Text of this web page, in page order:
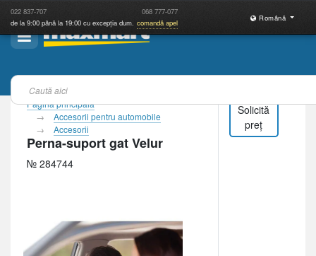
022 837-707 068 777-077
de la 9:00 până la 19:00 cu excepția dum. comandă apel
Română
Pagina principală
Accesorii pentru automobile
Accesorii
Perna-suport gat Velur
№ 284744
Solicită
preț